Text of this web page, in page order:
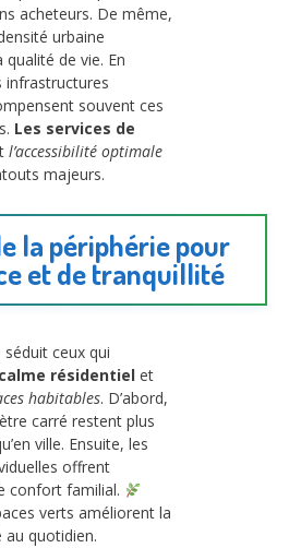
acheteurs. De même,
urbaine
de vie. En
infrastructures
souvent ces
Les services de
l’accessibilité optimale
majeurs.
la périphérie pour
et de tranquillité
séduit ceux qui
calme résidentiel et
habitables. D’abord,
carré restent plus
ville. Ensuite, les
offrent
confort familial.
verts améliorent la
au quotidien.